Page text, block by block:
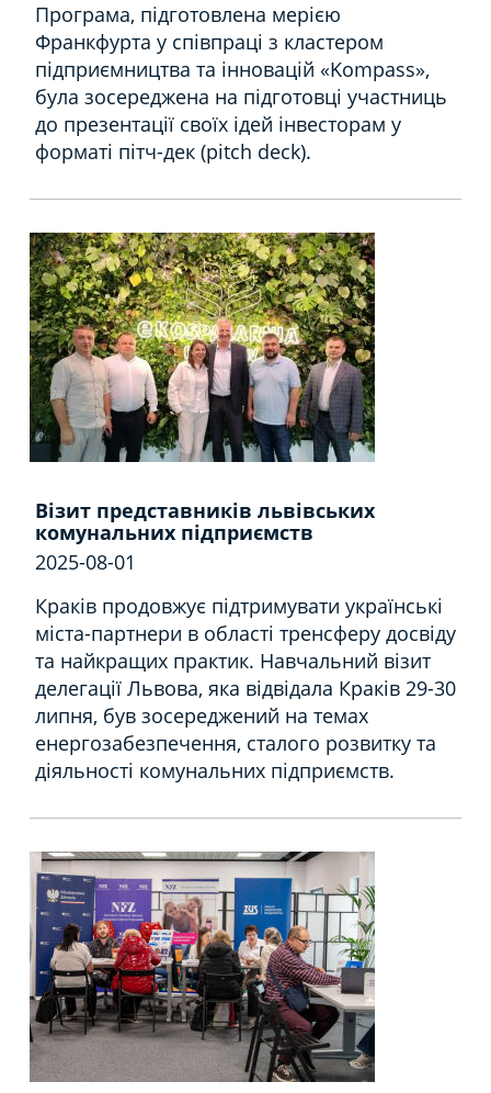
Програма, підготовлена мерією
Франкфурта у співпраці з кластером
підприємництва та інновацій «Kompass»,
була зосереджена на підготовці участниць
до презентації своїх ідей інвесторам у
форматі пітч-дек (pitch deck).
Візит представників львівських
комунальних підприємств
2025-08-01
Краків продовжує підтримувати українські
міста-партнери в області тренсферу досвіду
та найкращих практик. Навчальний візит
делегації Львова, яка відвідала Краків 29-30
липня, був зосереджений на темах
енергозабезпечення, сталого розвитку та
діяльності комунальних підприємств.